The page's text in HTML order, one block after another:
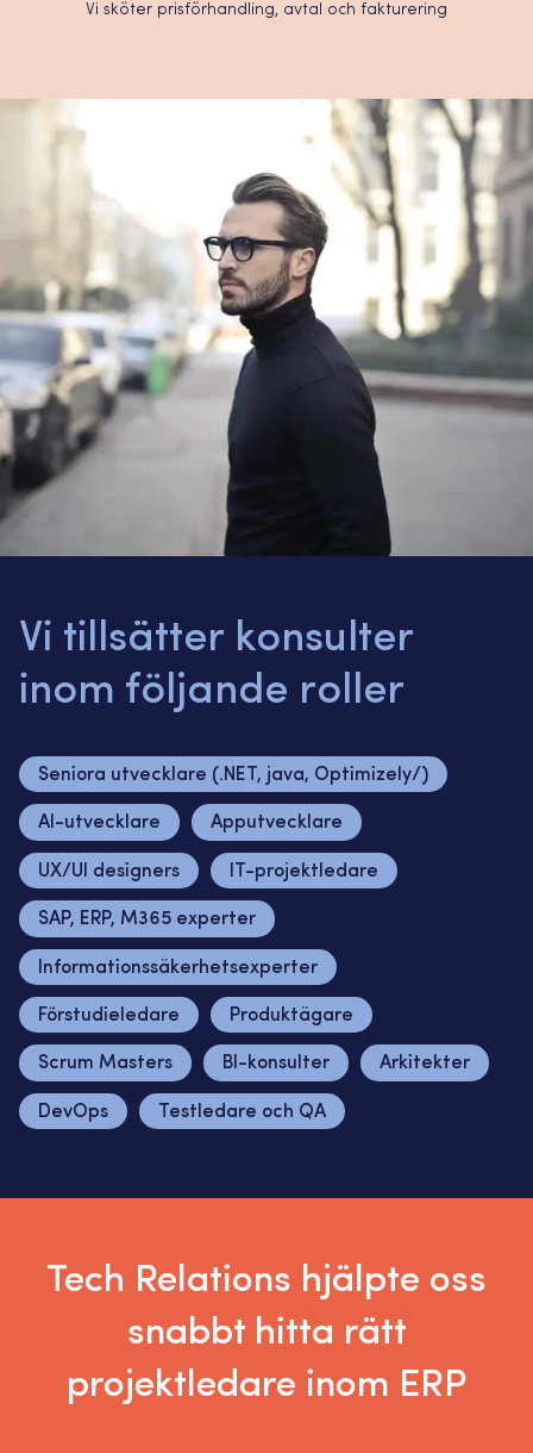
Vi sköter prisförhandling, avtal och fakturering
Vi tillsätter konsulter
inom följande roller
Seniora utvecklare (.NET, java, Optimizely/)
AI-utvecklare Apputvecklare
UX/UI designers IT-projektledare
SAP, ERP, M365 experter
Informationssäkerhetsexperter
Förstudieledare Produktägare
Scrum Masters BI-konsulter Arkitekter
DevOps Testledare och QA
Tech Relations hjälpte oss
snabbt hitta rätt
projektledare inom ERP